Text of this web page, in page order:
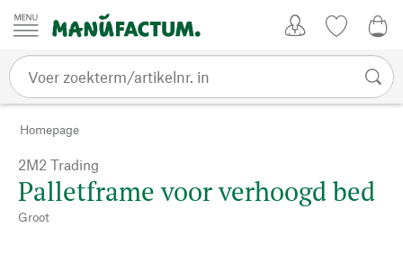
Passer au contenu
Homepage
2M2 Trading
Palletframe voor verhoogd bed
Groot